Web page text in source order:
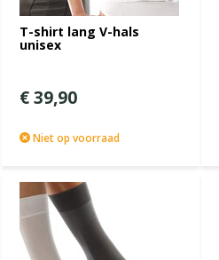
T-shirt lang V-hals
unisex
€ 39,90
Niet op voorraad